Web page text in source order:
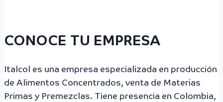
CONOCE TU EMPRESA
Italcol es una empresa especializada en producción
de Alimentos Concentrados, venta de Materias
Primas y Premezclas. Tiene presencia en Colombia,